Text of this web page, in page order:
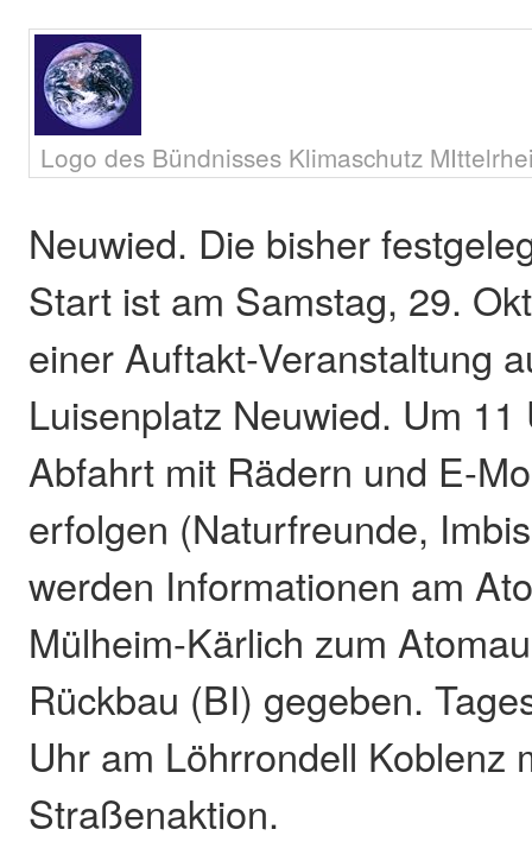
Logo des Bündnisses Klimaschutz
Neuwied. Die bisher
Start ist am Samstag, 29.
einer Auftakt-Veranstaltung
Luisenplatz Neuwied. Um 11
Abfahrt mit Rädern und E-
erfolgen (Naturfreunde,
werden Informationen am
Mülheim-Kärlich zum
Rückbau (BI) gegeben.
Uhr am Löhrrondell Koblenz
Straßenaktion.